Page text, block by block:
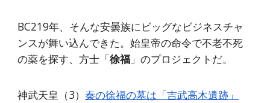
BC219年、そんな安曇族にビッグなビジネスチャ
ンスが舞い込んできた。始皇帝の命令で不老不死
の薬を探す、方士「徐福 」のプロジェクトだ。
神武天皇（3）秦の徐福の墓は「吉武高木遺跡」